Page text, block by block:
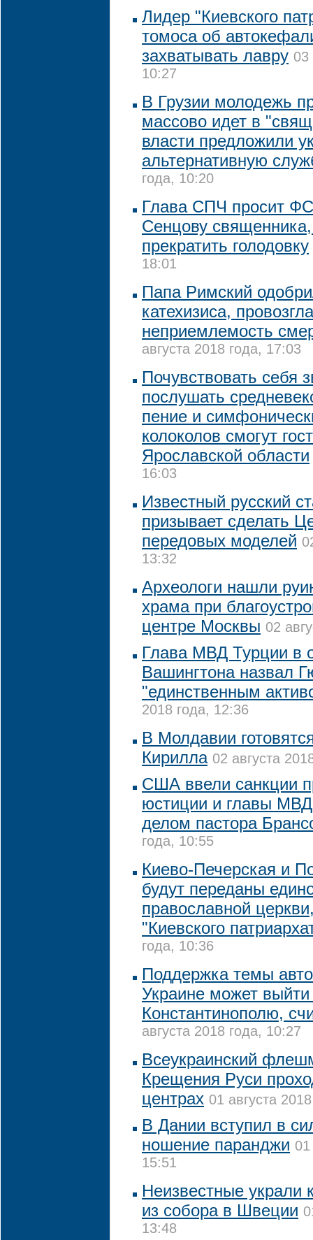
Лидер "Киевского
томоса об
захватывать лавру 03
10:27
В Грузии молодежь
массово идет в
власти предложили
альтернативную
года, 10:20
Глава СПЧ просит
Сенцову
прекратить голодовку
18:01
Папа Римский
катехизиса,
неприемлемость
августа 2018 года, 17:03
Почувствовать себя
послушать
пение и
колоколов смогут
Ярославской области
16:03
Известный русский
призывает сделать
передовых моделей
13:32
Археологи нашли
храма при
центре Москвы 02
Глава МВД Турции в
Вашингтона назвал
"единственным
2018 года, 12:36
В Молдавии
Кирилла 02 августа
США ввели санкции
юстиции и главы
делом пастора
года, 10:55
Киево-Печерская и
будут переданы
православной
"Киевского
года, 10:36
Поддержка темы
Украине может
Константинополю,
августа 2018 года, 10:27
Всеукраинский
Крещения Руси
центрах 01 августа
В Дании вступил в
ношение паранджи 01
15:51
Неизвестные украли
из собора в Швеции
13:48